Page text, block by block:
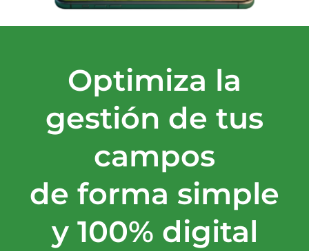
Optimiza la
gestión de tus
campos
de forma simple
y 100% digital